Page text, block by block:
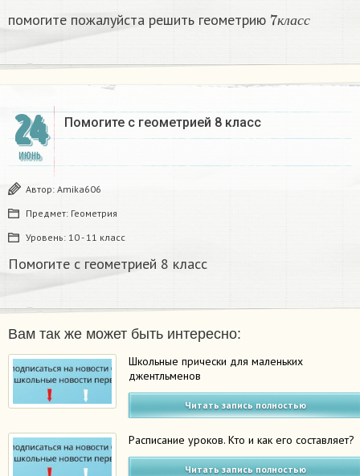
помогите пожалуйста решить геометрию класс
7
24
ИЮНЬ
Помогите с геометрией 8 класс ​
Автор: Amika606
Предмет: Геометрия
Уровень: 10 - 11 класс
Помогите с геометрией 8 класс ​
Вам так же может быть интересно:
Школьные прически для маленьких
джентльменов
Читать запись полностью
Расписание уроков. Кто и как его составляет?
Читать запись полностью